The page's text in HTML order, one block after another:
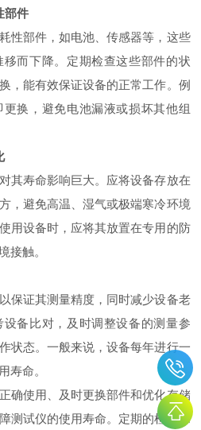
部件
部件，如电池、传感器等，这些
而下降。定期检查这些部件的状
，能有效保证设备的正常工作。例
换，避免电池漏液或损坏其他组
寿命影响巨大。应将设备存放在
，避免高温、湿气或极端寒冷环境
用设备时，应将其放置在专用的防
接触。
证其测量精度，同时减少设备老
备比对，及时调整设备的测量参
状态。一般来说，设备每年进行一
寿命。
使用、及时更换部件和优化存储
测试仪的使用寿命。定期的检查和